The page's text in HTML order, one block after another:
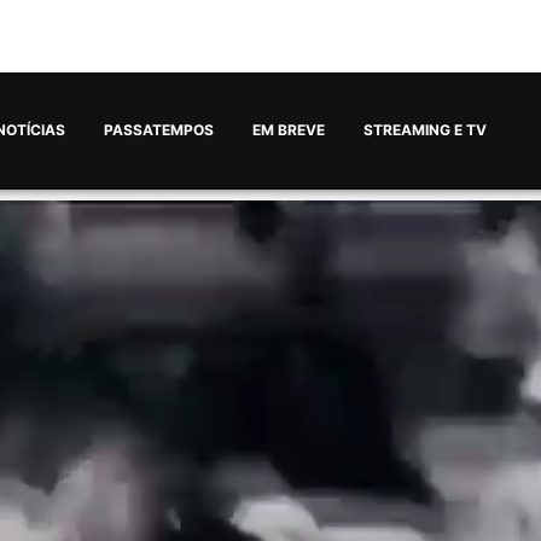
PASSATEMPOS EM BREVE STREAMING E TV